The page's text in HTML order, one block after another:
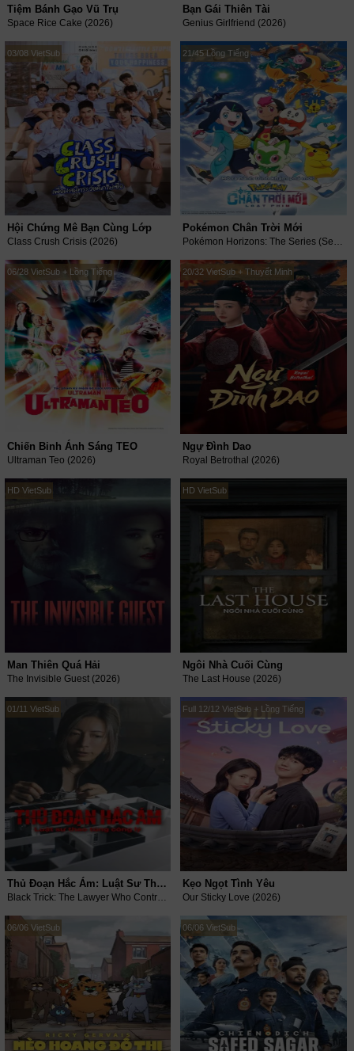
Tiệm Bánh Gạo Vũ Trụ
Space Rice Cake (2026)
Bạn Gái Thiên Tài
Genius Girlfriend (2026)
03/08 VietSub
Hội Chứng Mê Bạn Cùng Lớp
Class Crush Crisis (2026)
21/45 Lồng Tiếng
Pokémon Chân Trời Mới
Pokémon Horizons: The Series (Season 26) (2026)
06/28 VietSub + Lồng Tiếng
Chiến Binh Ánh Sáng TEO
Ultraman Teo (2026)
20/32 VietSub + Thuyết Minh
Ngự Đình Dao
Royal Betrothal (2026)
HD VietSub
Man Thiên Quá Hải
The Invisible Guest (2026)
HD VietSub
Ngôi Nhà Cuối Cùng
The Last House (2026)
01/11 VietSub
Thủ Đoạn Hắc Ám: Luật Sư Thao Túng Công Lý
Black Trick: The Lawyer Who Controls Justice (2026)
Full 12/12 VietSub + Lồng Tiếng
Kẹo Ngọt Tình Yêu
Our Sticky Love (2026)
06/06 VietSub 06/06 VietSub